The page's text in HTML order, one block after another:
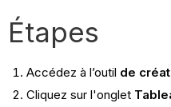
Étapes
Accédez à l’outil de
Cliquez sur l'onglet